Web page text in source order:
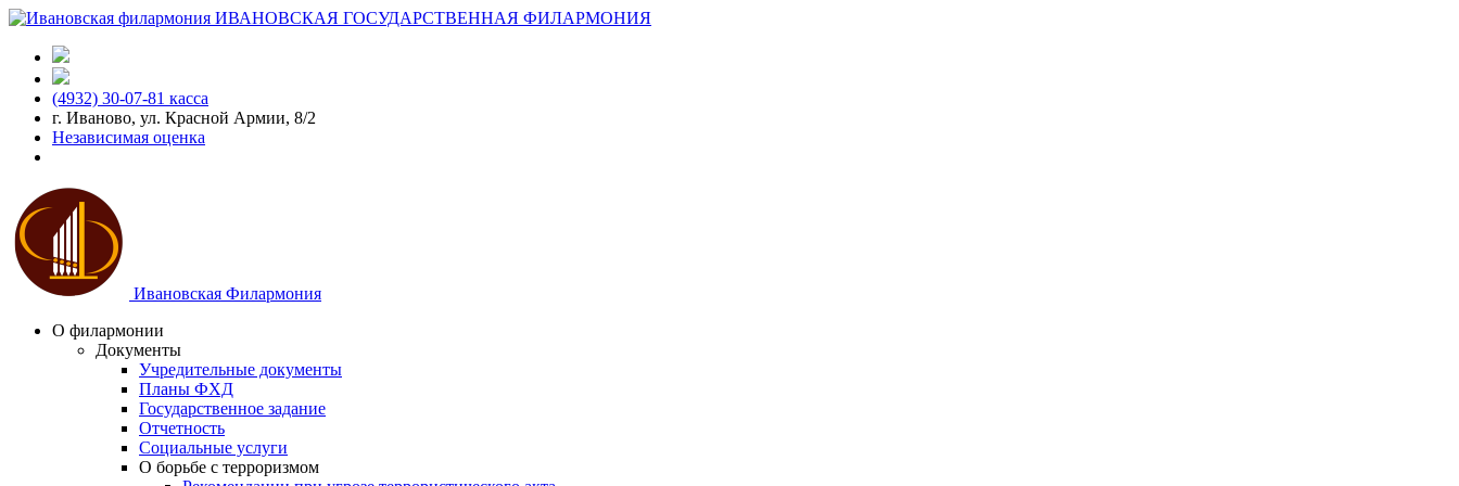
ИВАНОВСКАЯ ГОСУДАРСТВЕННАЯ ФИЛАРМОНИЯ
(4932) 30-07-81 касса
г. Иваново, ул. Красной Армии, 8/2
Независимая оценка
Ивановская Филармония
О филармонии
Документы
Учредительные документы
Планы ФХД
Государственное задание
Отчетность
Социальные услуги
О борьбе с терроризмом